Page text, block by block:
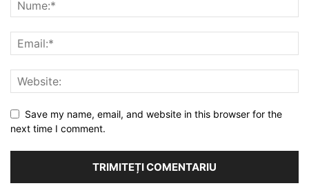
Save my name, email, and website in this browser for the
next time I comment.